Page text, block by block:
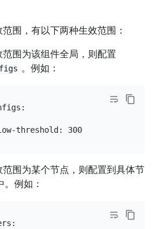
围，有以下两种生效范围：
围为该组件全局，则配置
。例如：
    log.slow-threshold: 300
围为某个节点，则配置到具体节
。例如：